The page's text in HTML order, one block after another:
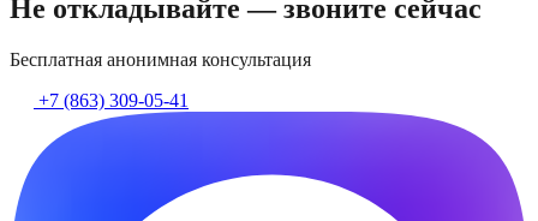
Не откладывайте — звоните сейчас
Бесплатная анонимная консультация
+7 (863) 309-05-41